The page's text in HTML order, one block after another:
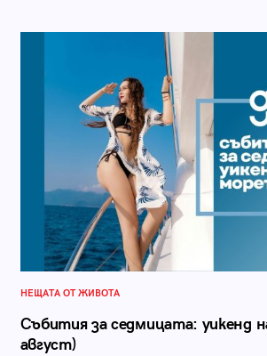
НЕЩАТА ОТ ЖИВОТА
Събития за седмицата: уикенд
август)